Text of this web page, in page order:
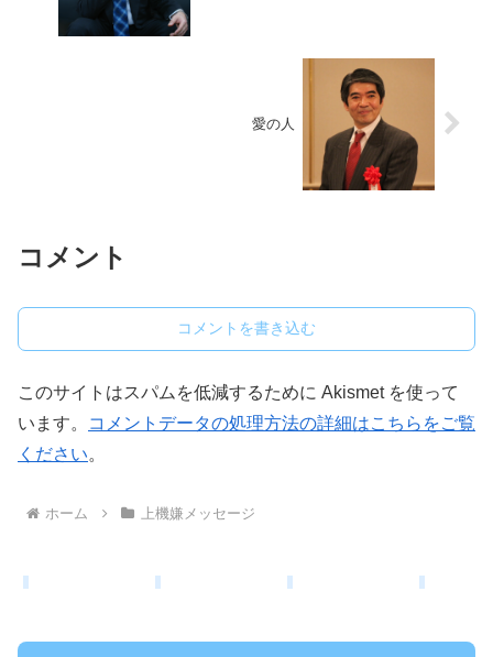
愛の人
コメント
コメントを書き込む
このサイトはスパムを低減するために Akismet を使って
います。
コメントデータの処理方法の詳細はこちらをご覧
ください。
ホーム 上機嫌メッセージ